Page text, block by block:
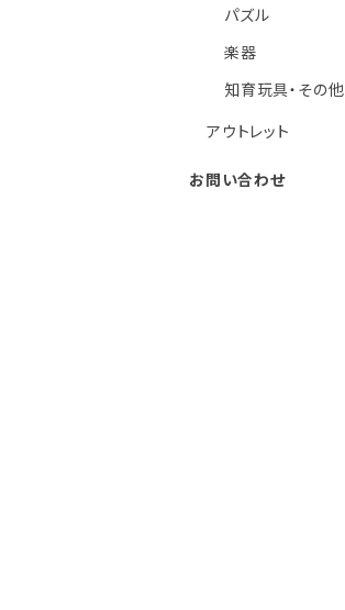
パズル
楽器
知育玩具・その他
アウトレット
お問い合わせ